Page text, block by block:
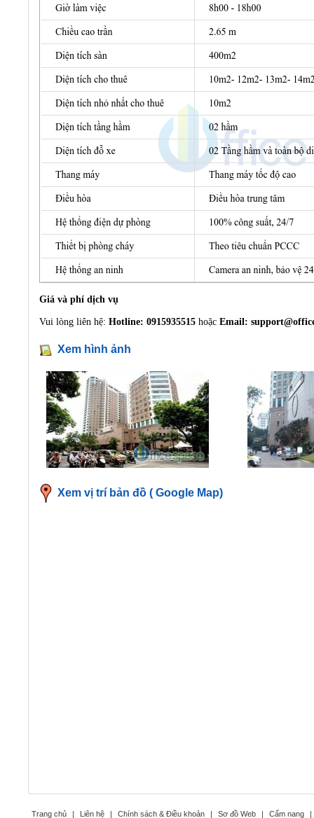
Giá và phí dịch vụ
Vui lòng liên hệ: Hotline: 0915935515 hoặc Email:
Xem hình ảnh
Xem vị trí bản đồ ( Google Map)
Trang chủ | Liên hệ | Chính sách & Điều khoản | Sơ đồ Web | Cẩm nang |